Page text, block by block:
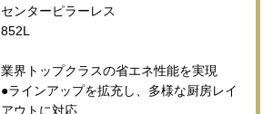
センターピラーレス
852L
業界トップクラスの省エネ性能を実現
●ラインアップを拡充し、多様な厨房レイ
アウトに対応